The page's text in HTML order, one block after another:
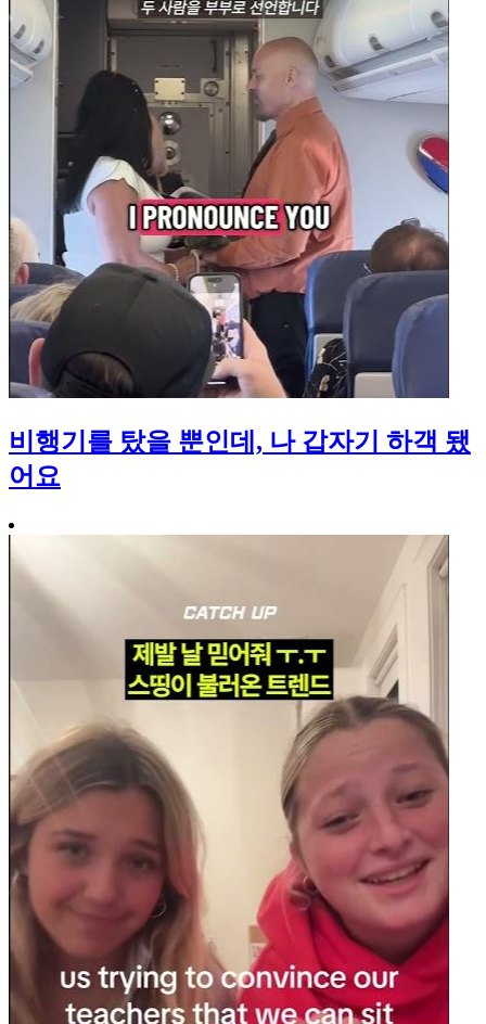
비행기를 탔을 뿐인데, 나 갑자기 하객 됐
어요